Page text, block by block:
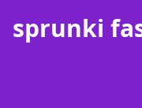
sprunki